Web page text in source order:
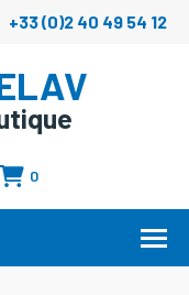
+33 (0)2 40 49 54 12
0